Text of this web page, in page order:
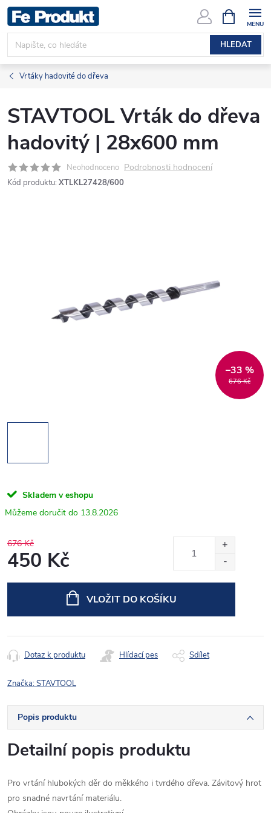
Přejít
na
obsah
HLEDAT
NÁKUPNÍ
KOŠÍK
Vrtáky hadovité do dřeva
STAVTOOL Vrták do dřeva
hadovitý | 28x600 mm
Neohodnoceno Podrobnosti hodnocení
Kód produktu: XTLKL27428/600
676 Kč
–33 %
Skladem v eshopu
13.8.2026
676 Kč
450 Kč
VLOŽIT DO KOŠÍKU
Dotaz k produktu Hlídací pes Sdílet
Značka:STAVTOOL
Popis produktu
Detailní popis produktu
Pro vrtání hlubokých děr do měkkého i tvrdého dřeva. Závitový hrot
pro snadné navrtání materiálu.